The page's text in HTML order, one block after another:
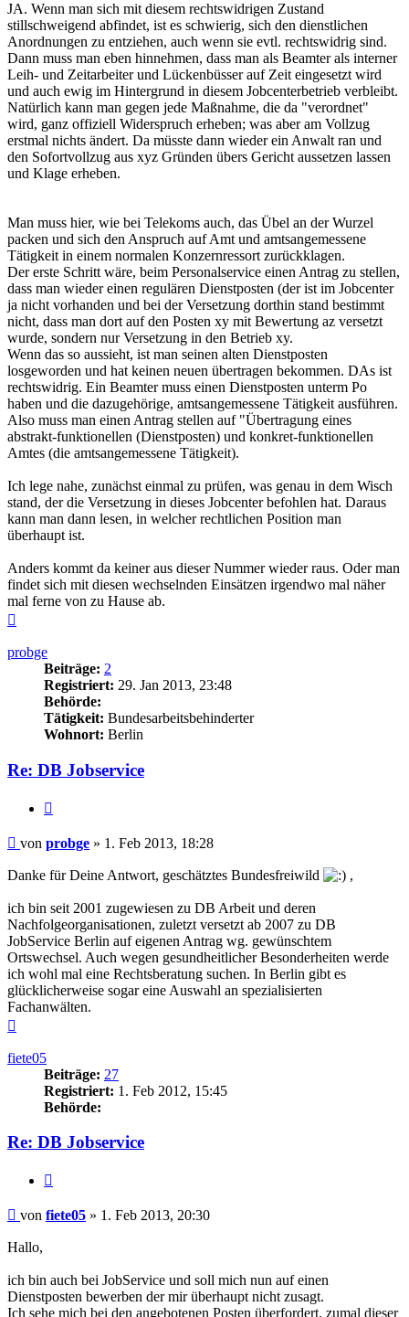
JA. Wenn man sich mit diesem rechtswidrigen Zustand
stillschweigend abfindet, ist es schwierig, sich den dienstlichen
Anordnungen zu entziehen, auch wenn sie evtl. rechtswidrig sind.
Dann muss man eben hinnehmen, dass man als Beamter als interner
Leih- und Zeitarbeiter und Lückenbüsser auf Zeit eingesetzt wird
und auch ewig im Hintergrund in diesem Jobcenterbetrieb verbleibt.
Natürlich kann man gegen jede Maßnahme, die da "verordnet"
wird, ganz offiziell Widerspruch erheben; was aber am Vollzug
erstmal nichts ändert. Da müsste dann wieder ein Anwalt ran und
den Sofortvollzug aus xyz Gründen übers Gericht aussetzen lassen
und Klage erheben.
Man muss hier, wie bei Telekoms auch, das Übel an der Wurzel
packen und sich den Anspruch auf Amt und amtsangemessene
Tätigkeit in einem normalen Konzernressort zurückklagen.
Der erste Schritt wäre, beim Personalservice einen Antrag zu stellen,
dass man wieder einen regulären Dienstposten (der ist im Jobcenter
ja nicht vorhanden und bei der Versetzung dorthin stand bestimmt
nicht, dass man dort auf den Posten xy mit Bewertung az versetzt
wurde, sondern nur Versetzung in den Betrieb xy.
Wenn das so aussieht, ist man seinen alten Dienstposten
losgeworden und hat keinen neuen übertragen bekommen. DAs ist
rechtswidrig. Ein Beamter muss einen Dienstposten unterm Po
haben und die dazugehörige, amtsangemessene Tätigkeit ausführen.
Also muss man einen Antrag stellen auf "Übertragung eines
abstrakt-funktionellen (Dienstposten) und konkret-funktionellen
Amtes (die amtsangemessene Tätigkeit).
Ich lege nahe, zunächst einmal zu prüfen, was genau in dem Wisch
stand, der die Versetzung in dieses Jobcenter befohlen hat. Daraus
kann man dann lesen, in welcher rechtlichen Position man
überhaupt ist.
Anders kommt da keiner aus dieser Nummer wieder raus. Oder man
findet sich mit diesen wechselnden Einsätzen irgendwo mal näher
mal ferne von zu Hause ab.
probge
Beiträge: 2
Registriert: 29. Jan 2013, 23:48
Behörde:
Tätigkeit: Bundesarbeitsbehinderter
Wohnort: Berlin
Re: DB Jobservice
Beitrag
von probge » 1. Feb 2013, 18:28
Danke für Deine Antwort, geschätztes Bundesfreiwild ,
ich bin seit 2001 zugewiesen zu DB Arbeit und deren
Nachfolgeorganisationen, zuletzt versetzt ab 2007 zu DB
JobService Berlin auf eigenen Antrag wg. gewünschtem
Ortswechsel. Auch wegen gesundheitlicher Besonderheiten werde
ich wohl mal eine Rechtsberatung suchen. In Berlin gibt es
glücklicherweise sogar eine Auswahl an spezialisierten
Fachanwälten.
fiete05
Beiträge: 27
Registriert: 1. Feb 2012, 15:45
Behörde:
Re: DB Jobservice
Beitrag
von fiete05 » 1. Feb 2013, 20:30
Hallo,
ich bin auch bei JobService und soll mich nun auf einen
Dienstposten bewerben der mir überhaupt nicht zusagt.
Ich sehe mich bei den angebotenen Posten überfordert, zumal dieser